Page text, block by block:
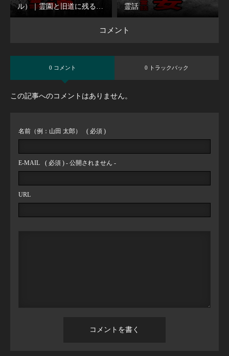
ル）｜霊園と旧道に残る…
霊話
コメント
0 コメント 0 トラックバック
この記事へのコメントはありません。
名前（例：山田 太郎） ( 必須 )
E-MAIL ( 必須 ) - 公開されません -
URL